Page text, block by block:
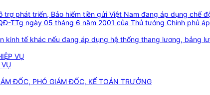
phát triển, Bảo hiểm tiền gửi Việt Nam đang áp dụng chế
TTg ngày 05 tháng 6 năm 2001 của Thủ tướng Chính phủ
tế khác nếu đang áp dụng hệ thống thang lương, bảng
VỤ
ĐỐC, PHÓ GIÁM ĐỐC, KẾ TOÁN TRƯỞNG